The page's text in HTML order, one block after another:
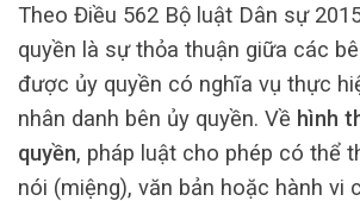
Theo Điều 562 Bộ luật Dân sự
quyền là sự thỏa thuận giữa các
được ủy quyền có nghĩa vụ thực
nhân danh bên ủy quyền. Về hình
quyền, pháp luật cho phép có thể
nói (miệng), văn bản hoặc hành vi